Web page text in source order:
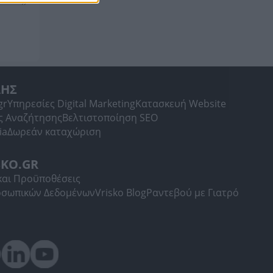
Υπηρεσίες Digital MarketingΚατασκευή Website
ΑναζήτησηςΒελτιστοποίηση SEO
Δωρεάν καταχώριση
Προϋποθέσεις
ΔεδομένωνVrisko BlogΡαντεβού με Γιατρό